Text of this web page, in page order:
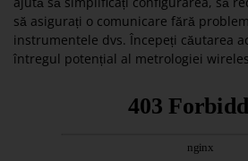
să asigurați o comunicare fără
instrumentele dvs. Începeți căutarea
întregul potențial al metrologiei